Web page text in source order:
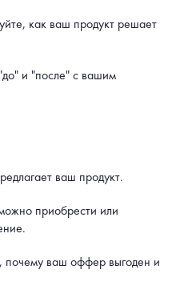
как ваш продукт решает
и "после" с вашим
ваш продукт.
приобрести или
почему ваш оффер выгоден и